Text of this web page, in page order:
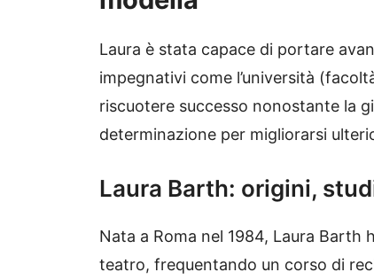
Laura è stata capace di portare
impegnativi come l’università
riscuotere successo nonostante la
determinazione per migliorarsi
Laura Barth: origini,
Nata a Roma nel 1984, Laura Barth
teatro, frequentando un corso di